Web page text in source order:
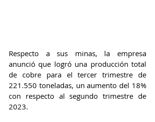
Respecto a sus minas, la empresa
anunció que logró una producción total
de cobre para el tercer trimestre de
221.550 toneladas, un aumento del 18%
con respecto al segundo trimestre de
2023.